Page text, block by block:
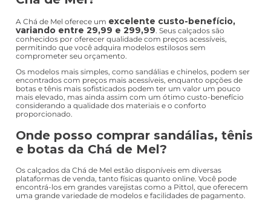
A Chá de Mel oferece um excelente custo-benefício,
variando entre 29,99 e 299,99. Seus calçados são
conhecidos por oferecer qualidade com preços acessíveis,
permitindo que você adquira modelos estilosos sem
comprometer seu orçamento.
Os modelos mais simples, como sandálias e chinelos, podem ser
encontrados com preços mais acessíveis, enquanto opções de
botas e tênis mais sofisticados podem ter um valor um pouco
mais elevado, mas ainda assim com um ótimo custo-benefício
considerando a qualidade dos materiais e o conforto
proporcionado.
Onde posso comprar sandálias, tênis
e botas da Chá de Mel?
Os calçados da Chá de Mel estão disponíveis em diversas
plataformas de venda, tanto físicas quanto online. Você pode
encontrá-los em grandes varejistas como a Pittol, que oferecem
uma grande variedade de modelos e facilidades de pagamento.